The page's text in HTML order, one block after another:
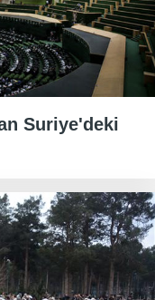
Suriye'deki